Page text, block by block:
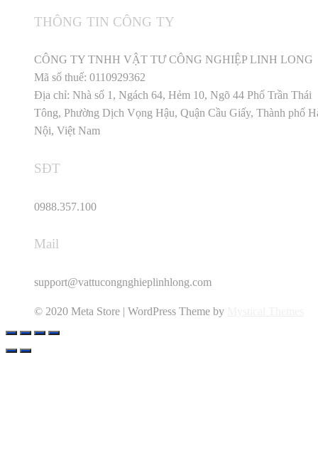
THÔNG TIN CÔNG TY
CÔNG TY TNHH VẬT TƯ CÔNG NGHIỆP LINH LONG
Mã số thuế: 0110929362
Địa chỉ: Nhà số 1, Ngách 64, Hẻm 10, Ngõ 44 Phố Trần Thái
Tông, Phường Dịch Vọng Hậu, Quận Cầu Giấy, Thành phố
Nội, Việt Nam
SĐT
0988.357.100
Mail
support@vattucongnghieplinhlong.com
© 2020 Meta Store | WordPress Theme by